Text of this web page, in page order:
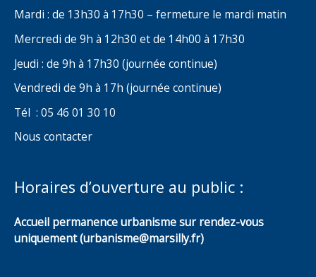
Mardi : de 13h30 à 17h30 – fermeture le mardi matin
Mercredi de 9h à 12h30 et de 14h00 à 17h30
Jeudi : de 9h à 17h30 (journée continue)
Vendredi de 9h à 17h (journée continue)
Tél : 05 46 01 30 10
Nous contacter
Horaires d’ouverture au public :
Accueil permanence urbanisme sur rendez-vous
uniquement (urbanisme@marsilly.fr)